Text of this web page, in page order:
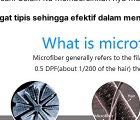
tipis sehingga efektif dalam